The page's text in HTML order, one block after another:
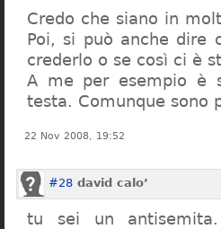
Credo che siano in
Poi, si può anche
crederlo o se così ci è
A me per esempio è
testa. Comunque sono
22 Nov 2008, 19:52
#28 david calo’
tu sei un